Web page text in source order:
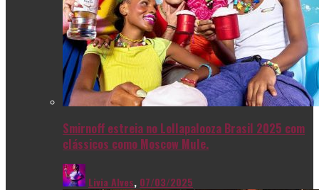
Smirnoff estreia no Lollapalooza Brasil 2025 com
clássicos como Moscow Mule.
Livia Alves, 07/03/2025